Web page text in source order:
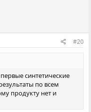
#20
синтетические
по всем
продукту нет и